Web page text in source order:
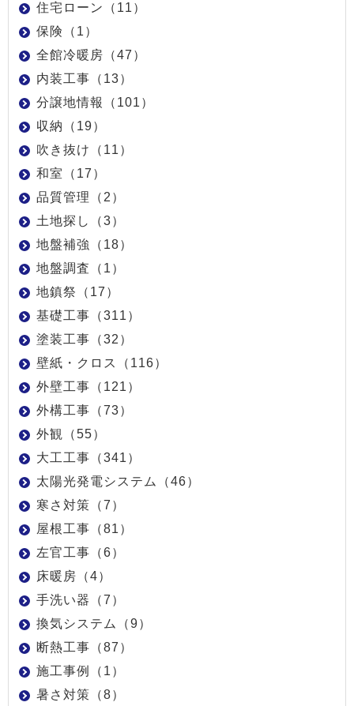
住宅ローン（11）
保険（1）
全館冷暖房（47）
内装工事（13）
分譲地情報（101）
収納（19）
吹き抜け（11）
和室（17）
品質管理（2）
土地探し（3）
地盤補強（18）
地盤調査（1）
地鎮祭（17）
基礎工事（311）
塗装工事（32）
壁紙・クロス（116）
外壁工事（121）
外構工事（73）
外観（55）
大工工事（341）
太陽光発電システム（46）
寒さ対策（7）
屋根工事（81）
左官工事（6）
床暖房（4）
手洗い器（7）
換気システム（9）
断熱工事（87）
施工事例（1）
暑さ対策（8）